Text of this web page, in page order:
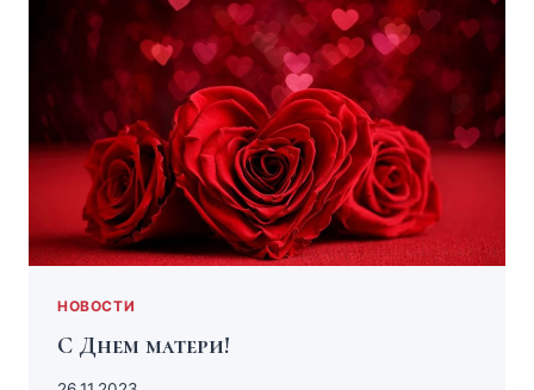
НОВОСТИ
С Днем матери!